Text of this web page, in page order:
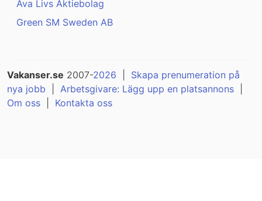
Ava Livs Aktiebolag
Green SM Sweden AB
Vakanser.se 2007-2026
Skapa prenumeration på
nya jobb
Arbetsgivare: Lägg upp en platsannons
Om oss
Kontakta oss